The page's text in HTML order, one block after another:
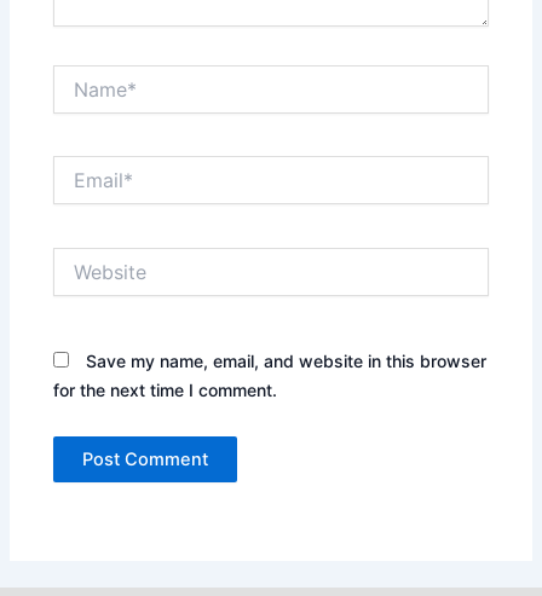
Save my name, email, and website in this browser
for the next time I comment.